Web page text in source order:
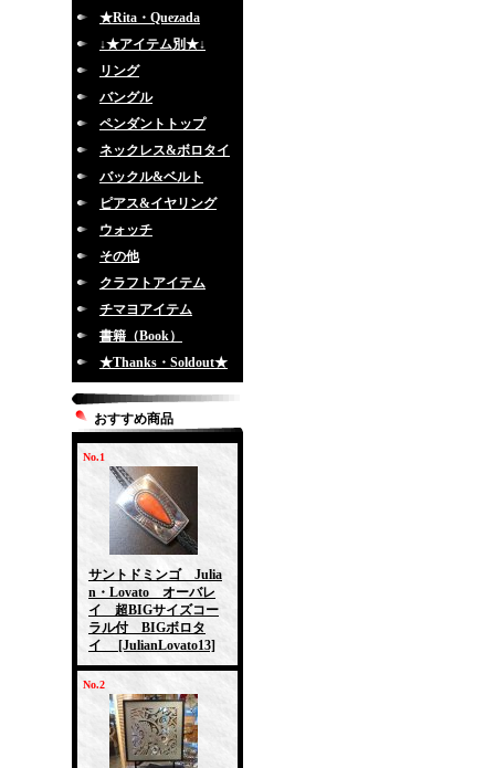
★Rita・Quezada
↓★アイテム別★↓
リング
バングル
ペンダントトップ
ネックレス&ボロタイ
バックル&ベルト
ピアス&イヤリング
ウォッチ
その他
クラフトアイテム
チマヨアイテム
書籍（Book）
★Thanks・Soldout★
おすすめ商品
No.1
サントドミンゴ Julia
n・Lovato オーバレ
イ 超BIGサイズコー
ラル付 BIGボロタ
イ
[JulianLovato13]
No.2